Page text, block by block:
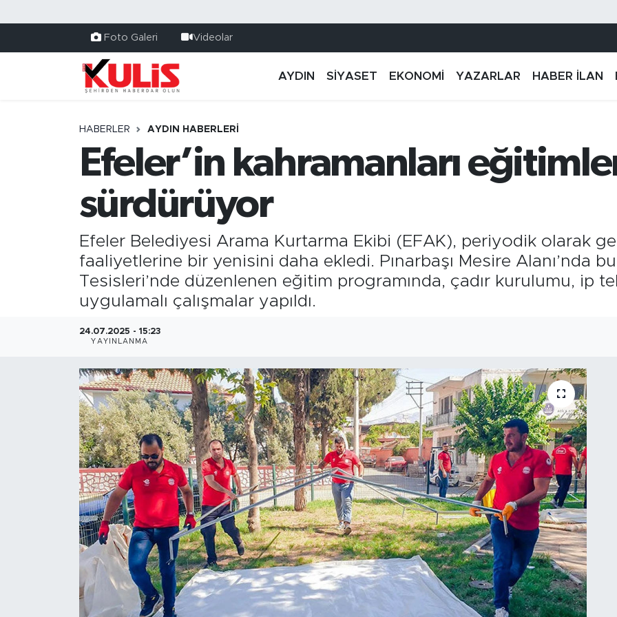
Foto Galeri Videolar
AYDIN SİYASET EKONOMİ YAZARLAR HABER İLAN
HABERLER AYDIN HABERLERI
Efeler’in kahramanları
sürdürüyor
Efeler Belediyesi Arama Kurtarma Ekibi (EFAK), periyodik olarak
faaliyetlerine bir yenisini daha ekledi. Pınarbaşı Mesire Alanı’nda
Tesisleri’nde düzenlenen eğitim programında, çadır kurulumu, ip
uygulamalı çalışmalar yapıldı.
24.07.2025 - 15:23
YAYINLANMA